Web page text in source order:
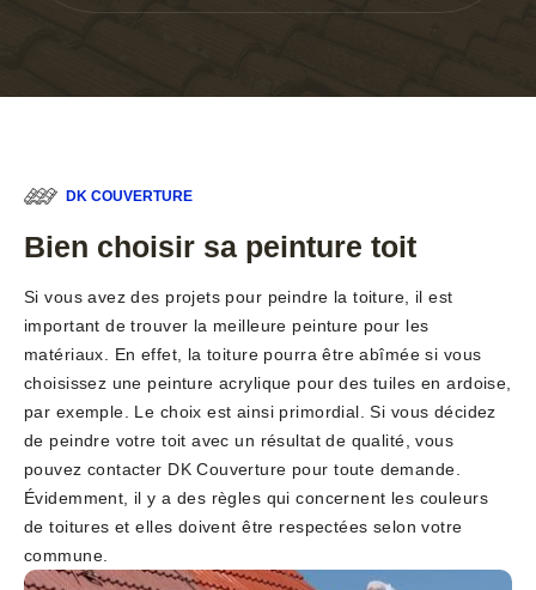
DK COUVERTURE
Bien choisir sa peinture toit
Si vous avez des projets pour peindre la toiture, il est
important de trouver la meilleure peinture pour les
matériaux. En effet, la toiture pourra être abîmée si vous
choisissez une peinture acrylique pour des tuiles en ardoise,
par exemple. Le choix est ainsi primordial. Si vous décidez
de peindre votre toit avec un résultat de qualité, vous
pouvez contacter DK Couverture pour toute demande.
Évidemment, il y a des règles qui concernent les couleurs
de toitures et elles doivent être respectées selon votre
commune.